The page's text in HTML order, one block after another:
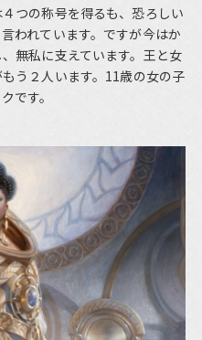
つの称号を得るも、恐ろしい
われています。ですが今はか
無私に支えています。王と女
う２人います。11歳の女の子
です。